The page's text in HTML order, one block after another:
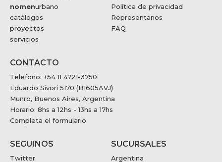
nomenurbano
catálogos
proyectos
servicios
Política de privacidad
Representanos
FAQ
CONTACTO
Telefono: +54 11 4721-3750
Eduardo Sívori 5170 (B1605AVJ)
Munro, Buenos Aires, Argentina
Horario: 8hs a 12hs - 13hs a 17hs
Completa el formulario
SEGUINOS
Twitter
SUCURSALES
Argentina